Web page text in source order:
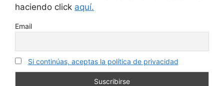
haciendo click aquí.
Email
Si continúas, aceptas la política de privacidad